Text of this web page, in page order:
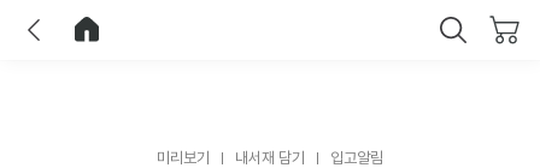
미리보기 내서재 담기 입고알림